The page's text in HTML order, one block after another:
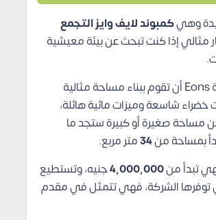
كمبوند لايف وايز التجمع
مثالي إذا كنت تبحث عن بيئة معيشية
بتصميم عصري وأنيق يتماشى مع التصاميم الأوروبية المميزة، استطاعت شركة Eons أن تقوم ببناء مساحة مثالية
خضراء شاسعة وميزات مائية هائلة،
مساحة صغيرة أو كبيرة ستجد ما
بمساحة من34متر مربع.
تبدأ من4,000,000جنيه، وتستطيع
توفرها الشركة، فهي تتمثل في مقدم